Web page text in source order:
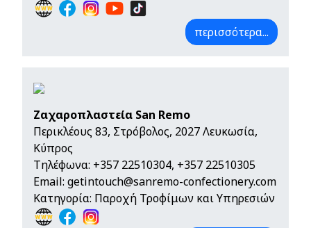
περισσότερα...
Ζαχαροπλαστεία San Remo
Περικλέους 83, Στρόβολος, 2027 Λευκωσία,
Κύπρος
Τηλέφωνα: +357 22510304, +357 22510305
Email: getintouch@sanremo-confectionery.com
Κατηγορία: Παροχή Τροφίμων και Υπηρεσιών